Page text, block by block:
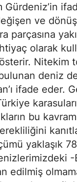
Gürdeniz’in
ve
parçasına
olarak
Nitekim
deniz
ifade eder.
bu
yaklaşık
-
edilmiş